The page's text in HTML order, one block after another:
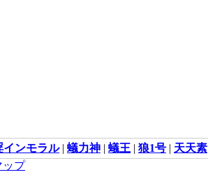
インモラル| 蟻力神 | 蟻王 | 狼1号 | 天天素
ップ